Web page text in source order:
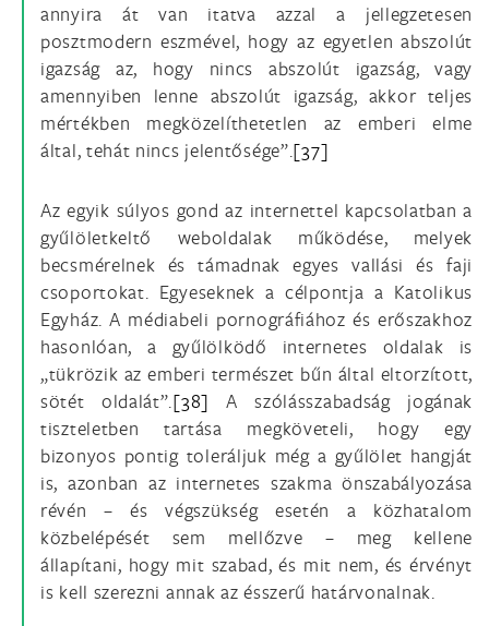
annyira át van itatva azzal a jellegzetesen
posztmodern eszmével, hogy az egyetlen abszolút
igazság az, hogy nincs abszolút igazság, vagy
amennyiben lenne abszolút igazság, akkor teljes
mértékben megközelíthetetlen az emberi elme
által, tehát nincs jelentősége”.[37]
Az egyik súlyos gond az internettel kapcsolatban a
gyűlöletkeltő weboldalak működése, melyek
becsmérelnek és támadnak egyes vallási és faji
csoportokat. Egyeseknek a célpontja a Katolikus
Egyház. A médiabeli pornográfiához és erőszakhoz
hasonlóan, a gyűlölködő internetes oldalak is
„tükrözik az emberi természet bűn által eltorzított,
sötét oldalát”.[38] A szólásszabadság jogának
tiszteletben tartása megköveteli, hogy egy
bizonyos pontig toleráljuk még a gyűlölet hangját
is, azonban az internetes szakma önszabályozása
révén – és végszükség esetén a közhatalom
közbelépését sem mellőzve – meg kellene
állapítani, hogy mit szabad, és mit nem, és érvényt
is kell szerezni annak az ésszerű határvonalnak.